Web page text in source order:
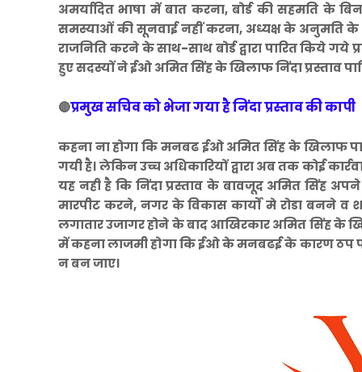
अमर्यादित भाषा में बात करना, बोर्ड की सहमति
समस्याओं की सूनवाई नहीं करना, अध्यक्ष के अनुमति के
राजनिति करने के साथ-साथ बोर्ड द्वारा पारित किये गये
हुए सदस्यों ने ईओ अमित सिंह के खिलाफ निंदा प्रस्ताव
🔴प्रमुख सचिव को भेजा गया है निंदा प्रस्ताव की कापी
कहना ना होगा कि मनबढ ईओ अमित सिंह के खिलाफ
गयी है। लेकिन उच्च अधिकारियों द्वारा अब तक कोई
यह नही है कि निंदा प्रस्ताव के बावजूद अमित सिंह
मारपीट करने, नगर के विकास कार्यों मे रोडा बनने व
लगातार उजागर होने के बाद आखिरकार अमित सिंह के
में कहना लाजमी होगा कि ईओ के मनबढई के कारण ठप
न बन जाए।